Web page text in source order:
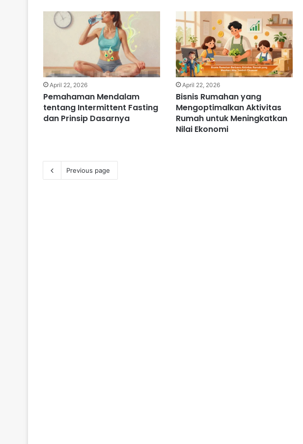
April 22, 2026
Pemahaman Mendalam
tentang Intermittent Fasting
dan Prinsip Dasarnya
April 22, 2026
Bisnis Rumahan yang
Mengoptimalkan Aktivitas
Rumah untuk Meningkatkan
Nilai Ekonomi
Previous page